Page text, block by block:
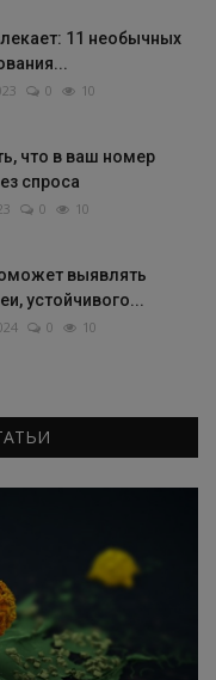
11 необычных
0 10
что в ваш номер
спроса
0 10
выявлять
устойчивого...
0 10